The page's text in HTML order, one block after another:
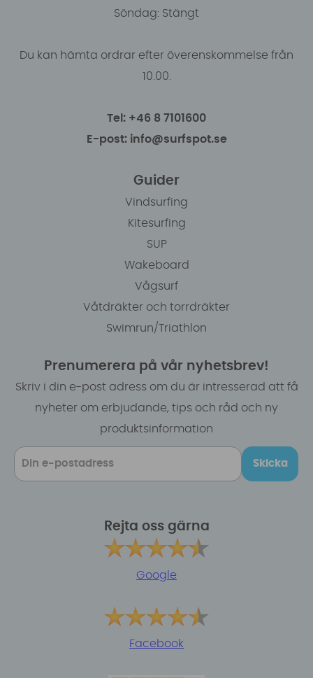
Söndag: Stängt
Du kan hämta ordrar efter överenskommelse från
10.00.
Tel: +46 8 7101600
E-post: info@surfspot.se
Guider
Vindsurfing
Kitesurfing
SUP
Wakeboard
Vågsurf
Våtdräkter och torrdräkter
Swimrun/Triathlon
Prenumerera på vår nyhetsbrev!
Skriv i din e-post adress om du är intresserad att få
nyheter om erbjudande, tips och råd och ny
produktsinformation
Skicka
Rejta oss gärna
Google
Facebook